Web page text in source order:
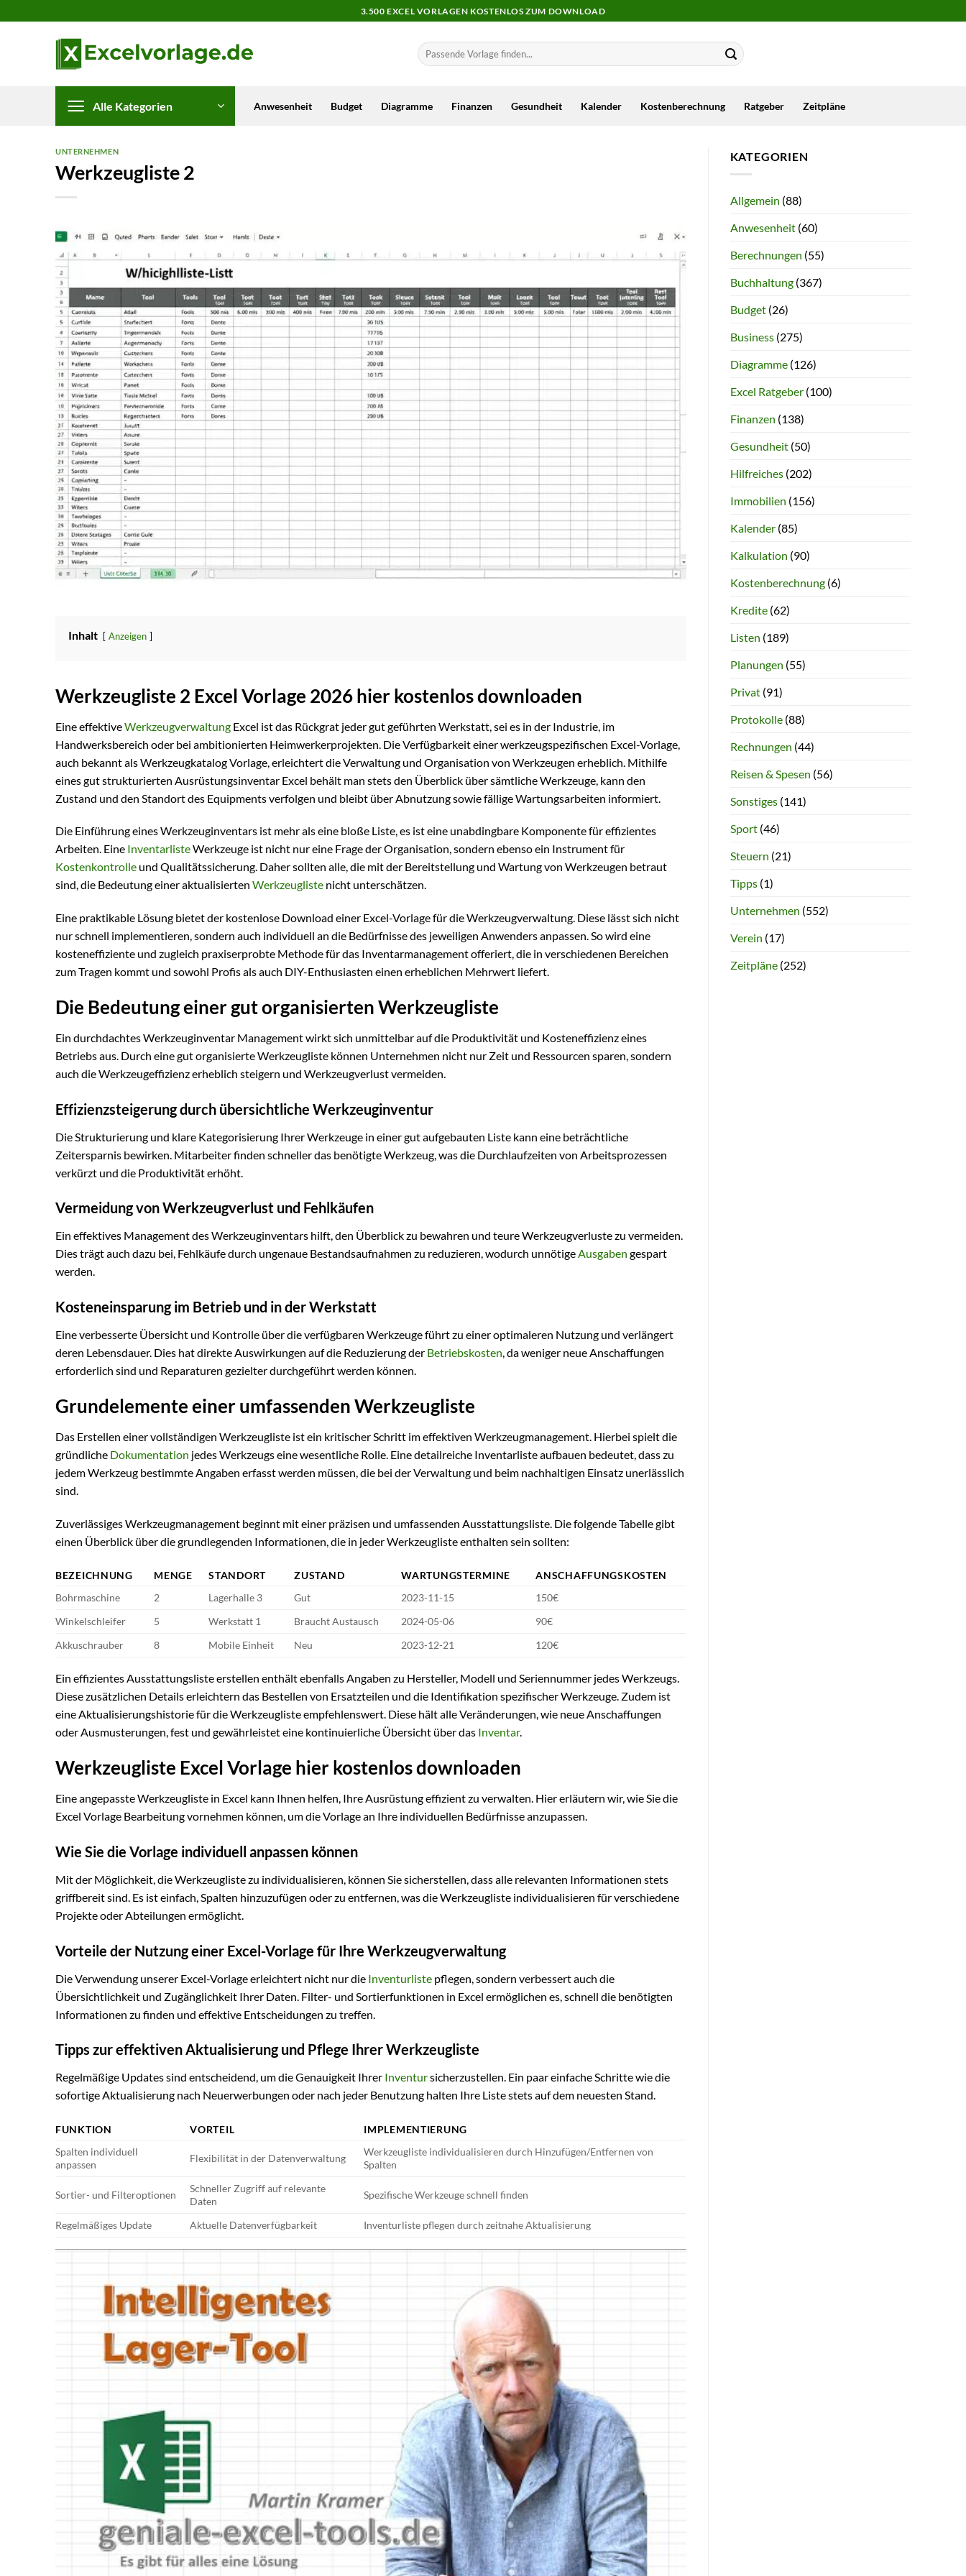
Inhalt
3.500 EXCEL VORLAGEN KOSTENLOS ZUM DOWNLOAD
Alle Kategorien Anwesenheit Budget Diagramme Finanzen Gesundheit Kalender Kostenberechnung Ratgeber Zeitpläne
UNTERNEHMEN
Werkzeugliste 2
Inhalt Anzeigen
Werkzeugliste 2 Excel Vorlage 2026 hier kostenlos downloaden
Eine effektiveWerkzeugverwaltung Excel ist das Rückgrat jeder gut geführten Werkstatt, sei es in der Industrie, im
Handwerksbereich oder bei ambitionierten Heimwerkerprojekten. Die Verfügbarkeit einer werkzeugspezifischen Excel-Vorlage,
auch bekannt als Werkzeugkatalog Vorlage, erleichtert die Verwaltung und Organisation von Werkzeugen erheblich. Mithilfe
eines gut strukturierten Ausrüstungsinventar Excel behält man stets den Überblick über sämtliche Werkzeuge, kann den
Zustand und den Standort des Equipments verfolgen und bleibt über Abnutzung sowie fällige Wartungsarbeiten informiert.
Die Einführung eines Werkzeuginventars ist mehr als eine bloße Liste, es ist eine unabdingbare Komponente für effizientes
Arbeiten. Eine InventarlisteWerkzeuge ist nicht nur eine Frage der Organisation, sondern ebenso ein Instrument für
Kostenkontrolle und Qualitätssicherung. Daher sollten alle, die mit der Bereitstellung und Wartung von Werkzeugen betraut
sind, die Bedeutung einer aktualisierten Werkzeugliste nicht unterschätzen.
Eine praktikable Lösung bietet der kostenlose Download einer Excel-Vorlage für die Werkzeugverwaltung. Diese lässt sich nicht
nur schnell implementieren, sondern auch individuell an die Bedürfnisse des jeweiligen Anwenders anpassen. So wird eine
kosteneffiziente und zugleich praxiserprobte Methode für das Inventarmanagement offeriert, die in verschiedenen Bereichen
zum Tragen kommt und sowohl Profis als auch DIY-Enthusiasten einen erheblichen Mehrwert liefert.
Die Bedeutung einer gut organisierten Werkzeugliste
Ein durchdachtes Werkzeuginventar Management wirkt sich unmittelbar auf die Produktivität und Kosteneffizienz eines
Betriebs aus. Durch eine gut organisierte Werkzeugliste können Unternehmen nicht nur Zeit und Ressourcen sparen, sondern
auch die Werkzeugeffizienz erheblich steigern und Werkzeugverlust vermeiden.
Effizienzsteigerung durch übersichtliche Werkzeuginventur
Die Strukturierung und klare Kategorisierung Ihrer Werkzeuge in einer gut aufgebauten Liste kann eine beträchtliche
Zeitersparnis bewirken. Mitarbeiter finden schneller das benötigte Werkzeug, was die Durchlaufzeiten von Arbeitsprozessen
verkürzt und die Produktivität erhöht.
Vermeidung von Werkzeugverlust und Fehlkäufen
Ein effektives Management des Werkzeuginventars hilft, den Überblick zu bewahren und teure Werkzeugverluste zu vermeiden.
Dies trägt auch dazu bei, Fehlkäufe durch ungenaue Bestandsaufnahmen zu reduzieren, wodurch unnötigeAusgaben gespart
werden.
Kosteneinsparung im Betrieb und in der Werkstatt
Eine verbesserte Übersicht und Kontrolle über die verfügbaren Werkzeuge führt zu einer optimaleren Nutzung und verlängert
deren Lebensdauer. Dies hat direkte Auswirkungen auf die Reduzierung der Betriebskosten, da weniger neue Anschaffungen
erforderlich sind und Reparaturen gezielter durchgeführt werden können.
Grundelemente einer umfassenden Werkzeugliste
Das Erstellen einer vollständigen Werkzeugliste ist ein kritischer Schritt im effektiven Werkzeugmanagement. Hierbei spielt die
gründliche Dokumentation jedes Werkzeugs eine wesentliche Rolle. Eine detailreiche Inventarliste aufbauen bedeutet, dass zu
jedem Werkzeug bestimmte Angaben erfasst werden müssen, die bei der Verwaltung und beim nachhaltigen Einsatz unerlässlich
sind.
Zuverlässiges Werkzeugmanagement beginnt mit einer präzisen und umfassenden Ausstattungsliste. Die folgende Tabelle gibt
einen Überblick über die grundlegenden Informationen, die in jeder Werkzeugliste enthalten sein sollten:
BEZEICHNUNG MENGE STANDORT ZUSTAND WARTUNGSTERMINE
ANSCHAFFUNGSKOSTEN
Bohrmaschine
2 Lagerhalle 3 Gut 2023-11-15
150€
Winkelschleifer
5 Werkstatt 1 Braucht Austausch 2024-05-06
90€
Akkuschrauber
8 Mobile Einheit Neu 2023-12-21 120€
Ein effizientes Ausstattungsliste erstellen enthält ebenfalls Angaben zu Hersteller, Modell und Seriennummer jedes Werkzeugs.
Diese zusätzlichen Details erleichtern das Bestellen von Ersatzteilen und die Identifikation spezifischer Werkzeuge. Zudem ist
eine Aktualisierungshistorie für die Werkzeugliste empfehlenswert. Diese hält alle Veränderungen, wie neue Anschaffungen
oder Ausmusterungen, fest und gewährleistet eine kontinuierliche Übersicht über das Inventar.
Werkzeugliste Excel Vorlage hier kostenlos downloaden
Eine angepasste Werkzeugliste in Excel kann Ihnen helfen, Ihre Ausrüstung effizient zu verwalten. Hier erläutern wir, wie Sie die
Excel Vorlage Bearbeitung vornehmen können, um die Vorlage an Ihre individuellen Bedürfnisse anzupassen.
Wie Sie die Vorlage individuell anpassen können
Mit der Möglichkeit, die Werkzeugliste zu individualisieren, können Sie sicherstellen, dass alle relevanten Informationen stets
griffbereit sind. Es ist einfach, Spalten hinzuzufügen oder zu entfernen, was die Werkzeugliste individualisieren für verschiedene
Projekte oder Abteilungen ermöglicht.
Vorteile der Nutzung einer Excel-Vorlage für Ihre Werkzeugverwaltung
Die Verwendung unserer Excel-Vorlage erleichtert nicht nur die Inventurliste pflegen, sondern verbessert auch die
Übersichtlichkeit und Zugänglichkeit Ihrer Daten. Filter- und Sortierfunktionen in Excel ermöglichen es, schnell die benötigten
Informationen zu finden und effektive Entscheidungen zu treffen.
Tipps zur effektiven Aktualisierung und Pflege Ihrer Werkzeugliste
Regelmäßige Updates sind entscheidend, um die Genauigkeit Ihrer Inventursicherzustellen. Ein paar einfache Schritte wie die
sofortige Aktualisierung nach Neuerwerbungen oder nach jeder Benutzung halten Ihre Liste stets auf dem neuesten Stand.
FUNKTION VORTEIL
IMPLEMENTIERUNG
Spalten individuell
anpassen
Flexibilität in der Datenverwaltung
Werkzeugliste individualisieren durch Hinzufügen/Entfernen von
Spalten
Sortier- und Filteroptionen
Schneller Zugriff auf relevante
Daten
Spezifische Werkzeuge schnell finden
Regelmäßiges Update Aktuelle Datenverfügbarkeit Inventurliste pflegen durch zeitnahe Aktualisierung
KATEGORIEN
Allgemein (88)
Anwesenheit(60)
Berechnungen (55)
Buchhaltung(367)
Budget(26)
Business(275)
Diagramme(126)
Excel Ratgeber(100)
Finanzen (138)
Gesundheit(50)
Hilfreiches(202)
Immobilien (156)
Kalender(85)
Kalkulation (90)
Kostenberechnung(6)
Kredite(62)
Listen (189)
Planungen (55)
Privat(91)
Protokolle(88)
Rechnungen (44)
Reisen & Spesen (56)
Sonstiges(141)
Sport(46)
Steuern (21)
Tipps(1)
Unternehmen (552)
Verein (17)
Zeitpläne(252)